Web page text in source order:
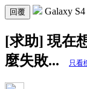
回覆 Galaxy
[求助] 現在
麼失敗...
只看